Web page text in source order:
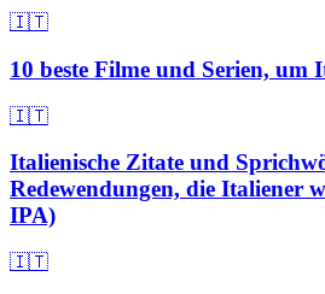
🇮🇹
10 beste Filme und Serien, um
🇮🇹
Italienische Zitate und
Redewendungen, die Italiener
IPA)
🇮🇹